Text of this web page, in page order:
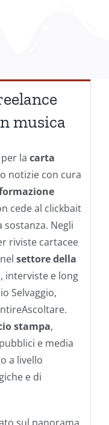
musica
la carta
notizie con cura
cede al clickbait
Negli
riviste cartacee
settore della
interviste e long
Selvaggio,
stampa,
e media
a livello
e di